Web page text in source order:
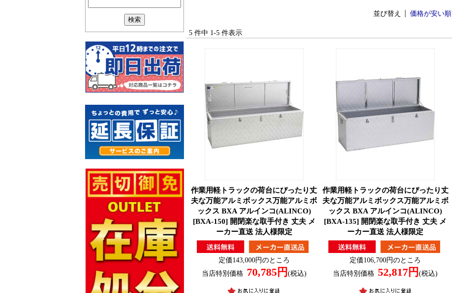
並び替え 価格が安い順
5 件中 1-5 件表示
作業用軽トラックの荷台にぴったり丈
夫な万能アルミボックス万能アルミボ
ックス BXA アルインコ(ALINCO)
[BXA-150] 開閉楽な取手付き 丈夫 メ
ーカー直送 法人様限定
定価143,000円のところ
当店特別価格 70,785円 (税込)
作業用軽トラックの荷台にぴったり丈
夫な万能アルミボックス万能アルミボ
ックス BXA アルインコ(ALINCO)
[BXA-135] 開閉楽な取手付き 丈夫 メ
ーカー直送 法人様限定
定価106,700円のところ
当店特別価格 52,817円(税込)